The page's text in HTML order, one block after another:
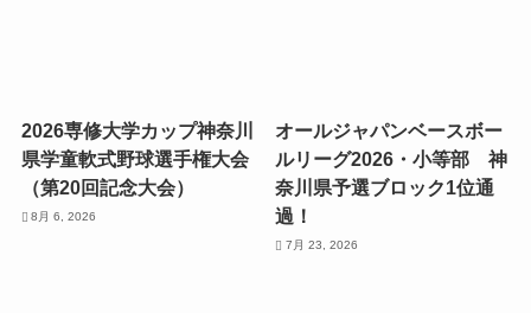
2026専修大学カップ神奈川
県学童軟式野球選手権大会
（第20回記念大会）
8月 6, 2026
オールジャパンベースボー
ルリーグ2026・小等部 神
奈川県予選ブロック1位通
過！
7月 23, 2026